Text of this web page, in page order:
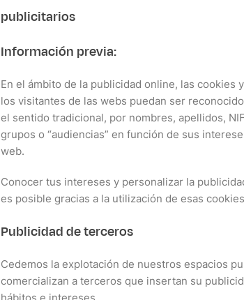
publicitarios
Información previa:
En el ámbito de la publicidad online, las cookies
los visitantes de las webs puedan ser
el sentido tradicional, por nombres, apellidos,
grupos o “audiencias” en función de sus
web.
Conocer tus intereses y personalizar la
es posible gracias a la utilización de esas
Publicidad de terceros
Cedemos la explotación de nuestros espacios
comercializan a terceros que insertan su
hábitos e intereses.